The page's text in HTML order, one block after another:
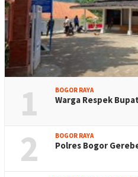
1 BOGOR RAYA
Warga Respek
2 BOGOR RAYA
Polres Bogor